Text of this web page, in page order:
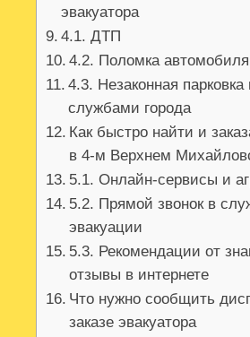
эвакуатора
4.1. ДТП
4.2. Поломка автомобиля
4.3. Незаконная парковка
службами города
Как быстро найти и
в 4-м Верхнем
5.1. Онлайн-сервисы и
5.2. Прямой звонок в
эвакуации
5.3. Рекомендации от
отзывы в интернете
Что нужно сообщить
заказе эвакуатора